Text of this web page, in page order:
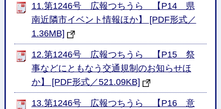
11.第1246号 広報つちうら 【P14 県
南近隣市イベント情報ほか】 [PDF形式／
1.36MB]
12.第1246号 広報つちうら 【P15 祭
事などにともなう交通規制のお知らせほ
か】 [PDF形式／521.09KB]
13.第1246号 広報つちうら 【P16 意